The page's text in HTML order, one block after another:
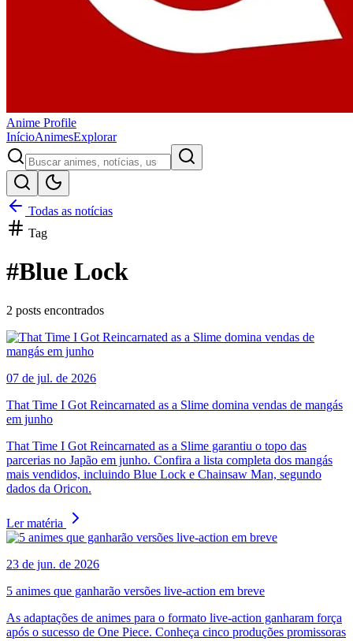
Anime Profile
InícioAnimesExplorar
Todas as notícias
Tag
#Blue Lock
2 posts encontrados
07 de jul. de 2026
That Time I Got Reincarnated as a Slime domina vendas de mangás
em junho
That Time I Got Reincarnated as a Slime garantiu o topo das
parcerias no Japão em junho. Confira a lista completa dos mangás
mais vendidos, incluindo Blue Lock e Chainsaw Man, segundo
dados da Oricon.
Ler matéria
23 de jun. de 2026
5 animes que ganharão versões live-action em breve
As adaptações de animes para o formato live-action ganharam força
após o sucesso de One Piece. Conheça cinco produções promissoras